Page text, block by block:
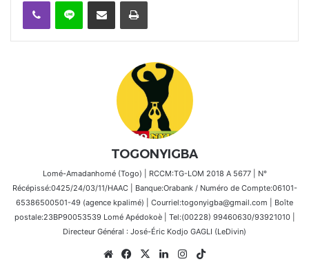
TOGONYIGBA
Lomé-Amadanhomé (Togo) | RCCM:TG-LOM 2018 A 5677 | N°
Récépissé:0425/24/03/11/HAAC | Banque:Orabank / Numéro de Compte:06101-
65386500501-49 (agence kpalimé) | Courriel:togonyigba@gmail.com | Boîte
postale:23BP90053539 Lomé Apédokoè | Tel:(00228) 99460630/93921010 |
Directeur Général : José-Éric Kodjo GAGLI (LeDivin)
WebsiteFacebook
X LinkedinInstagram